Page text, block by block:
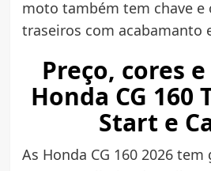
moto também tem chave e
traseiros com acabamanto
Preço, cores
Honda CG 160
Start e
As Honda CG 160 2026